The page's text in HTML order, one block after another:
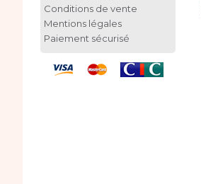
Conditions de vente
Mentions légales
Paiement sécurisé